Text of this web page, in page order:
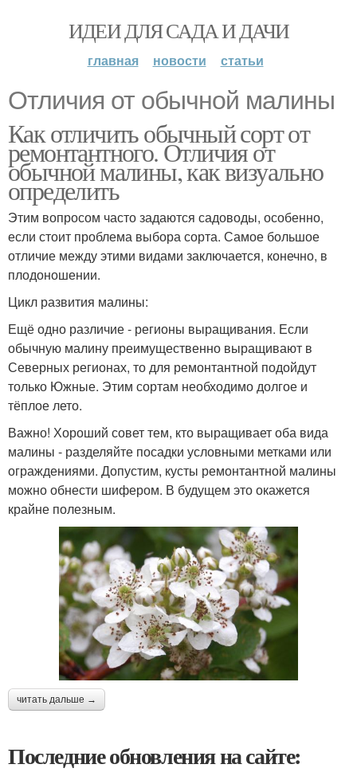
ИДЕИ ДЛЯ САДА И ДАЧИ
главная новости статьи
Отличия от обычной малины
Как отличить обычный сорт от
ремонтантного. Отличия от
обычной малины, как визуально
определить
Этим вопросом часто задаются садоводы, особенно,
если стоит проблема выбора сорта. Самое большое
отличие между этими видами заключается, конечно, в
плодоношении.
Цикл развития малины:
Ещё одно различие - регионы выращивания. Если
обычную малину преимущественно выращивают в
Северных регионах, то для ремонтантной подойдут
только Южные. Этим сортам необходимо долгое и
тёплое лето.
Важно! Хороший совет тем, кто выращивает оба вида
малины - разделяйте посадки условными метками или
ограждениями. Допустим, кусты ремонтантной малины
можно обнести шифером. В будущем это окажется
крайне полезным.
читать дальше →
Последние обновления на сайте: